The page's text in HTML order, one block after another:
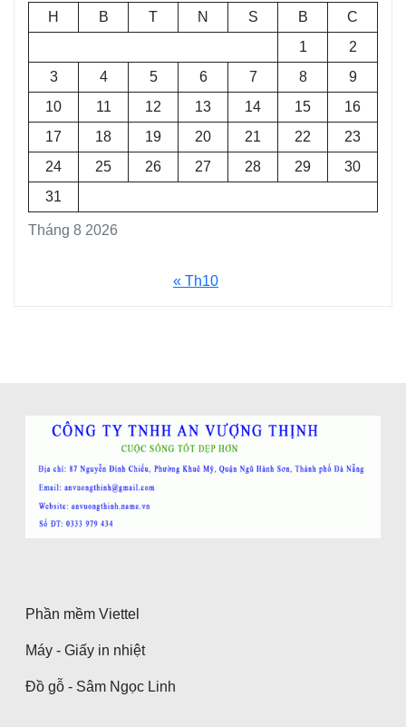
Tháng 8 2026
H B T N S B
C
1
2
3
4 5 6 7 8
9
10
11 12 13 14 15
16
17
18 19 20 21 22
23
24
25 26 27 28 29
30
31
« Th10
Phần mềm Viettel
Máy - Giấy in nhiệt
Đồ gỗ - Sâm Ngọc Linh